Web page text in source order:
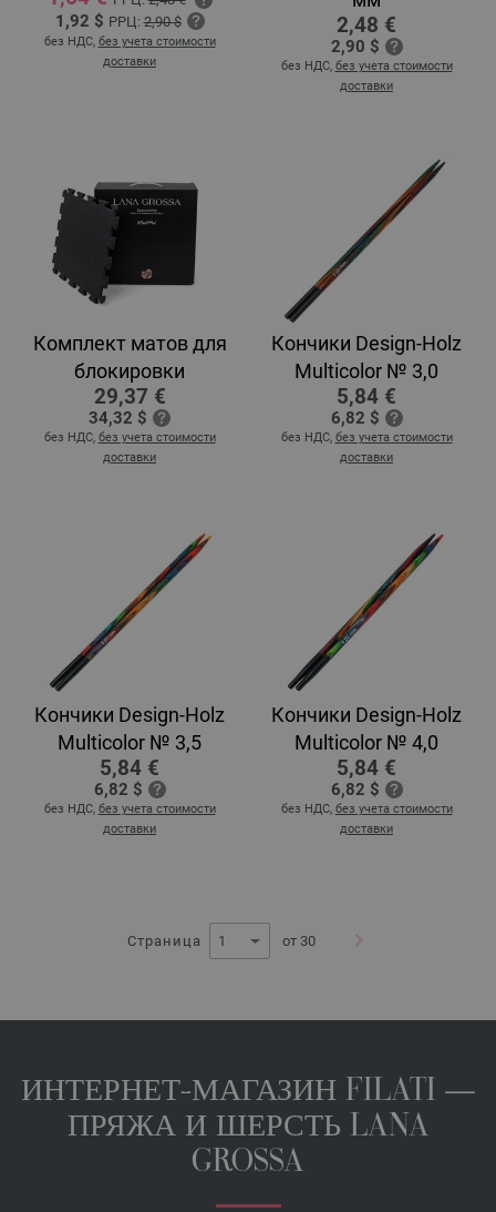
1,92 $ РРЦ:2,90 $
без НДС, без учета стоимости
доставки
2,48 €
2,90 $
без НДС, без учета стоимости
доставки
Комплект матов для
блокировки
29,37 €
34,32 $
без НДС, без учета стоимости
доставки
Кончики Design-Holz
Multicolor № 3,0
5,84 €
6,82 $
без НДС, без учета стоимости
доставки
Кончики Design-Holz
Multicolor № 3,5
5,84 €
6,82 $
без НДС, без учета стоимости
доставки
Кончики Design-Holz
Multicolor № 4,0
5,84 €
6,82 $
без НДС, без учета стоимости
доставки
Страница от 30
ИНТЕРНЕТ-МАГАЗИН FILATI —
ПРЯЖА И ШЕРСТЬ LANA
GROSSA